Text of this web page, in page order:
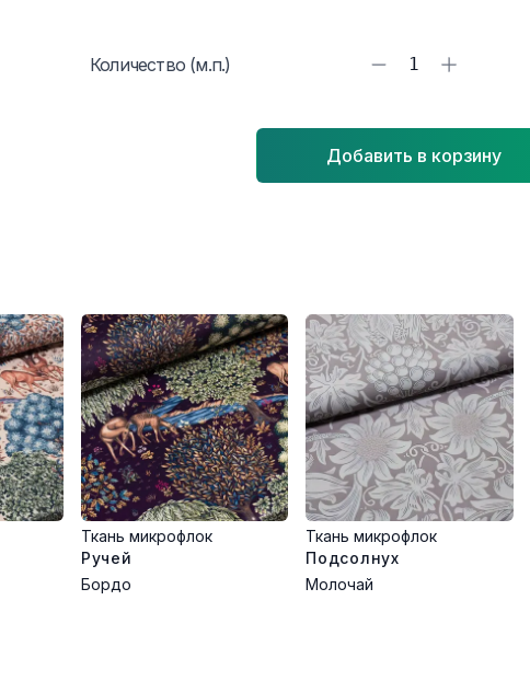
Количество (м.п.) 1
Добавить в корзину
Ткань микрофлок
Ручей
Бордо
Ткань микрофлок
Подсолнух
Молочай